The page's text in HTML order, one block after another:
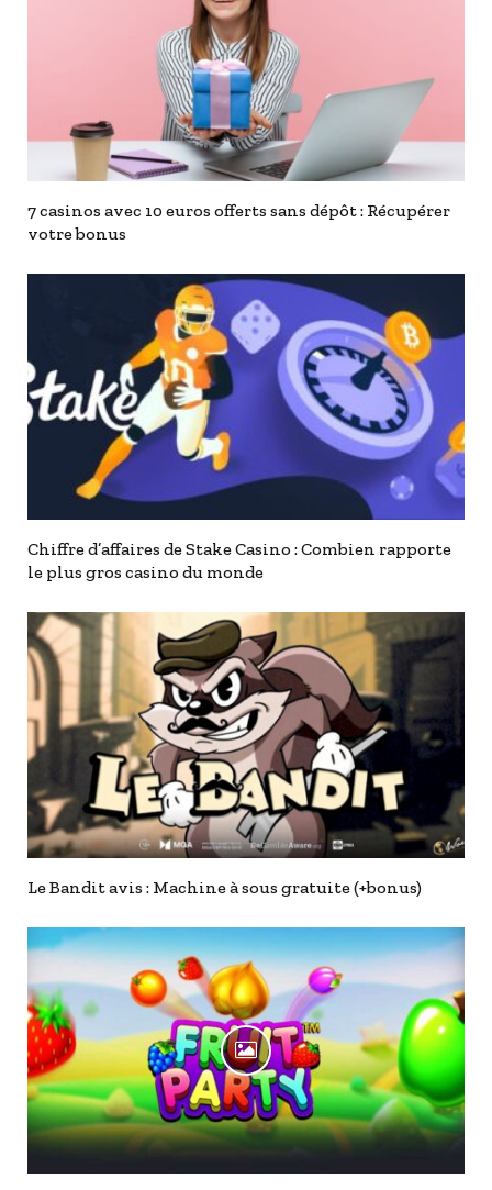
7 casinos avec 10 euros offerts sans dépôt : Récupérer
votre bonus
Chiffre d’affaires de Stake Casino : Combien rapporte
le plus gros casino du monde
Le Bandit avis : Machine à sous gratuite (+bonus)